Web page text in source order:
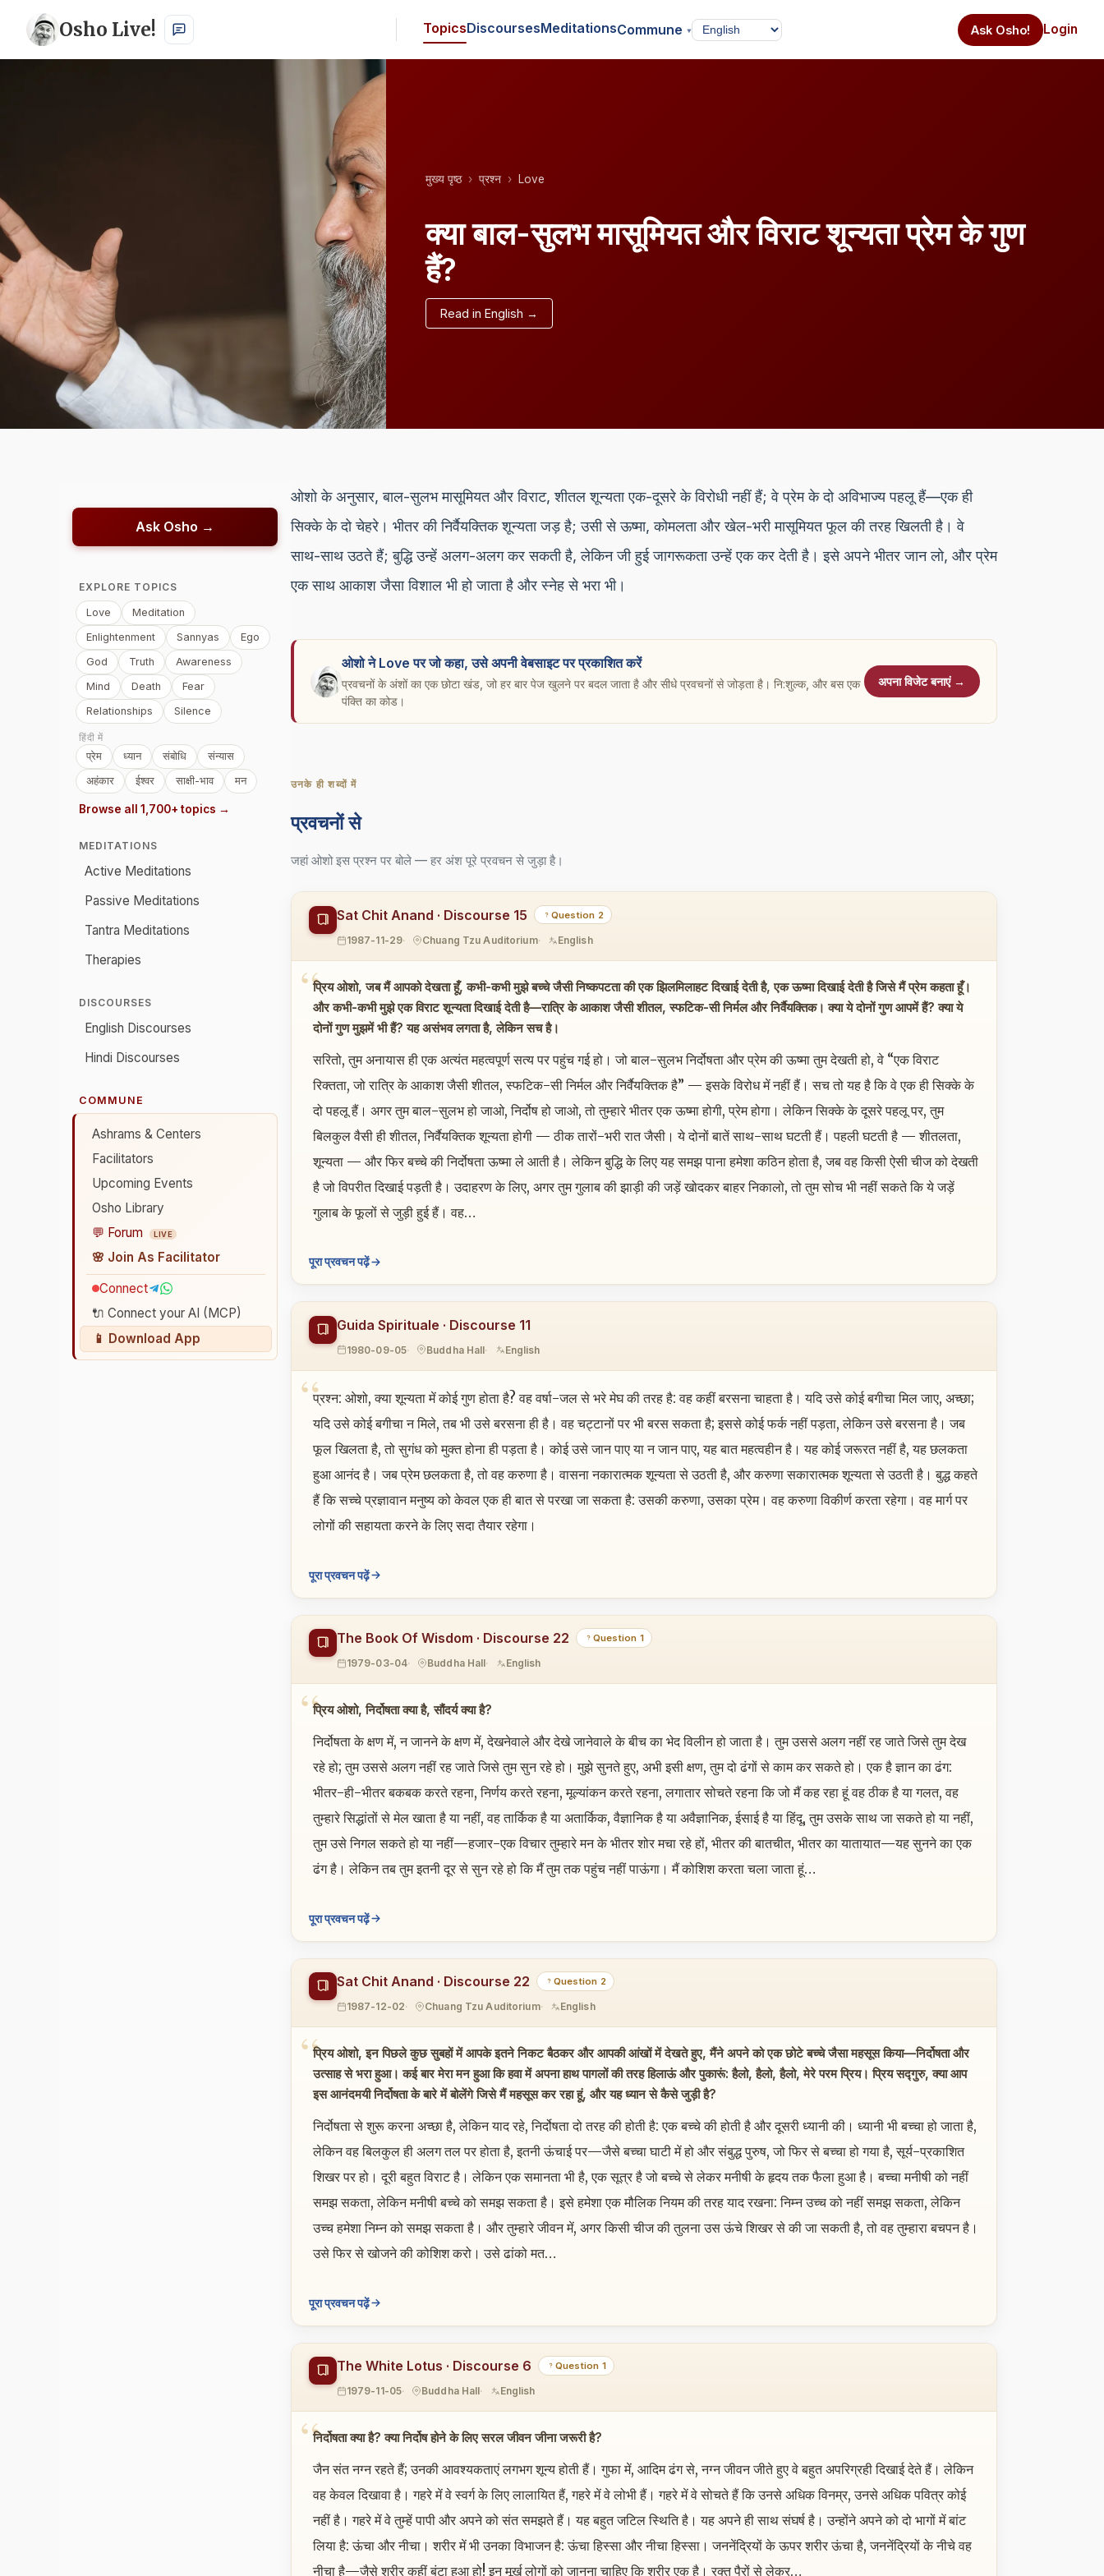
Osho Live! TopicsDiscoursesMeditationsCommune ▾ Ask Osho! Login
मुख्य पृष्ठ प्रश्न Love
क्या बाल-सुलभ मासूमियत और विराट शून्यता प्रेम के गुण
हैं?
Read in English →
Ask Osho →
EXPLORE TOPICS
Love
Meditation
Enlightenment
Sannyas
Ego
God
Truth
Awareness
Mind
Death
Fear
Relationships
Silence
हिंदी में
प्रेम ध्यान संबोधि
संन्यास
अहंकार
ईश्वर साक्षी-भाव मन
Browse all 1,700+ topics →
MEDITATIONS
Active Meditations
Passive Meditations
Tantra Meditations
Therapies
DISCOURSES
English Discourses
Hindi Discourses
COMMUNE
Ashrams & Centers
Facilitators
Upcoming Events
Osho Library
💬 Forum
LIVE
🌸 Join As Facilitator
Connect
🔌 Connect your AI (MCP)
📱 Download App
ओशो के अनुसार, बाल-सुलभ मासूमियत और विराट, शीतल शून्यता एक-दूसरे के विरोधी नहीं हैं; वे प्रेम के दो अविभाज्य पहलू हैं—एक ही
सिक्के के दो चेहरे। भीतर की निर्वैयक्तिक शून्यता जड़ है; उसी से ऊष्मा, कोमलता और खेल-भरी मासूमियत फूल की तरह खिलती है। वे
साथ-साथ उठते हैं; बुद्धि उन्हें अलग-अलग कर सकती है, लेकिन जी हुई जागरूकता उन्हें एक कर देती है। इसे अपने भीतर जान लो, और प्रेम
एक साथ आकाश जैसा विशाल भी हो जाता है और स्नेह से भरा भी।
ओशो ने Love पर जो कहा, उसे अपनी वेबसाइट पर प्रकाशित करें
प्रवचनों के अंशों का एक छोटा खंड, जो हर बार पेज खुलने पर बदल जाता है और सीधे प्रवचनों से जोड़ता है। नि:शुल्क, और बस एक
पंक्ति का कोड।
अपना विजेट बनाएं →
उनके ही शब्दों में
प्रवचनों से
जहां ओशो इस प्रश्न पर बोले — हर अंश पूरे प्रवचन से जुड़ा है।
Sat Chit Anand · Discourse 15 Question 2
1987-11-29 Chuang Tzu Auditorium English
प्रिय ओशो, जब मैं आपको देखता हूँ, कभी-कभी मुझे बच्चे जैसी निष्कपटता की एक झिलमिलाहट दिखाई देती है, एक ऊष्मा दिखाई देती है जिसे मैं प्रेम कहता हूँ।
और कभी-कभी मुझे एक विराट शून्यता दिखाई देती है—रात्रि के आकाश जैसी शीतल, स्फटिक-सी निर्मल और निर्वैयक्तिक। क्या ये दोनों गुण आपमें हैं? क्या ये
दोनों गुण मुझमें भी हैं? यह असंभव लगता है, लेकिन सच है।
सरितो, तुम अनायास ही एक अत्यंत महत्वपूर्ण सत्य पर पहुंच गई हो। जो बाल-सुलभ निर्दोषता और प्रेम की ऊष्मा तुम देखती हो, वे “एक विराट
रिक्तता, जो रात्रि के आकाश जैसी शीतल, स्फटिक-सी निर्मल और निर्वैयक्तिक है” — इसके विरोध में नहीं हैं। सच तो यह है कि वे एक ही सिक्के के
दो पहलू हैं। अगर तुम बाल-सुलभ हो जाओ, निर्दोष हो जाओ, तो तुम्हारे भीतर एक ऊष्मा होगी, प्रेम होगा। लेकिन सिक्के के दूसरे पहलू पर, तुम
बिलकुल वैसी ही शीतल, निर्वैयक्तिक शून्यता होगी — ठीक तारों-भरी रात जैसी। ये दोनों बातें साथ-साथ घटती हैं। पहली घटती है — शीतलता,
शून्यता — और फिर बच्चे की निर्दोषता ऊष्मा ले आती है। लेकिन बुद्धि के लिए यह समझ पाना हमेशा कठिन होता है, जब वह किसी ऐसी चीज को देखती
है जो विपरीत दिखाई पड़ती है। उदाहरण के लिए, अगर तुम गुलाब की झाड़ी की जड़ें खोदकर बाहर निकालो, तो तुम सोच भी नहीं सकते कि ये जड़ें
गुलाब के फूलों से जुड़ी हुई हैं। वह…
पूरा प्रवचन पढ़ें
Guida Spirituale · Discourse 11
1980-09-05 Buddha Hall English
प्रश्न: ओशो, क्या शून्यता में कोई गुण होता है? वह वर्षा-जल से भरे मेघ की तरह है: वह कहीं बरसना चाहता है। यदि उसे कोई बगीचा मिल जाए, अच्छा;
यदि उसे कोई बगीचा न मिले, तब भी उसे बरसना ही है। वह चट्टानों पर भी बरस सकता है; इससे कोई फर्क नहीं पड़ता, लेकिन उसे बरसना है। जब
फूल खिलता है, तो सुगंध को मुक्त होना ही पड़ता है। कोई उसे जान पाए या न जान पाए, यह बात महत्वहीन है। यह कोई जरूरत नहीं है, यह छलकता
हुआ आनंद है। जब प्रेम छलकता है, तो वह करुणा है। वासना नकारात्मक शून्यता से उठती है, और करुणा सकारात्मक शून्यता से उठती है। बुद्ध कहते
हैं कि सच्चे प्रज्ञावान मनुष्य को केवल एक ही बात से परखा जा सकता है: उसकी करुणा, उसका प्रेम। वह करुणा विकीर्ण करता रहेगा। वह मार्ग पर
लोगों की सहायता करने के लिए सदा तैयार रहेगा।
पूरा प्रवचन पढ़ें
The Book Of Wisdom · Discourse 22 Question 1
1979-03-04 Buddha Hall English
प्रिय ओशो, निर्दोषता क्या है, सौंदर्य क्या है?
निर्दोषता के क्षण में, न जानने के क्षण में, देखनेवाले और देखे जानेवाले के बीच का भेद विलीन हो जाता है। तुम उससे अलग नहीं रह जाते जिसे तुम देख
रहे हो; तुम उससे अलग नहीं रह जाते जिसे तुम सुन रहे हो। मुझे सुनते हुए, अभी इसी क्षण, तुम दो ढंगों से काम कर सकते हो। एक है ज्ञान का ढंग:
भीतर-ही-भीतर बकबक करते रहना, निर्णय करते रहना, मूल्यांकन करते रहना, लगातार सोचते रहना कि जो मैं कह रहा हूं वह ठीक है या गलत, वह
तुम्हारे सिद्धांतों से मेल खाता है या नहीं, वह तार्किक है या अतार्किक, वैज्ञानिक है या अवैज्ञानिक, ईसाई है या हिंदू, तुम उसके साथ जा सकते हो या नहीं,
तुम उसे निगल सकते हो या नहीं—हजार-एक विचार तुम्हारे मन के भीतर शोर मचा रहे हों, भीतर की बातचीत, भीतर का यातायात—यह सुनने का एक
ढंग है। लेकिन तब तुम इतनी दूर से सुन रहे हो कि मैं तुम तक पहुंच नहीं पाऊंगा। मैं कोशिश करता चला जाता हूं…
पूरा प्रवचन पढ़ें
Sat Chit Anand · Discourse 22 Question 2
1987-12-02 Chuang Tzu Auditorium English
प्रिय ओशो, इन पिछले कुछ सुबहों में आपके इतने निकट बैठकर और आपकी आंखों में देखते हुए, मैंने अपने को एक छोटे बच्चे जैसा महसूस किया—निर्दोषता और
उत्साह से भरा हुआ। कई बार मेरा मन हुआ कि हवा में अपना हाथ पागलों की तरह हिलाऊं और पुकारूं: हैलो, हैलो, हैलो, मेरे परम प्रिय। प्रिय सद्गुरु, क्या आप
इस आनंदमयी निर्दोषता के बारे में बोलेंगे जिसे मैं महसूस कर रहा हूं, और यह ध्यान से कैसे जुड़ी है?
निर्दोषता से शुरू करना अच्छा है, लेकिन याद रहे, निर्दोषता दो तरह की होती है: एक बच्चे की होती है और दूसरी ध्यानी की। ध्यानी भी बच्चा हो जाता है,
लेकिन वह बिलकुल ही अलग तल पर होता है, इतनी ऊंचाई पर—जैसे बच्चा घाटी में हो और संबुद्ध पुरुष, जो फिर से बच्चा हो गया है, सूर्य-प्रकाशित
शिखर पर हो। दूरी बहुत विराट है। लेकिन एक समानता भी है, एक सूत्र है जो बच्चे से लेकर मनीषी के हृदय तक फैला हुआ है। बच्चा मनीषी को नहीं
समझ सकता, लेकिन मनीषी बच्चे को समझ सकता है। इसे हमेशा एक मौलिक नियम की तरह याद रखना: निम्न उच्च को नहीं समझ सकता, लेकिन
उच्च हमेशा निम्न को समझ सकता है। और तुम्हारे जीवन में, अगर किसी चीज की तुलना उस ऊंचे शिखर से की जा सकती है, तो वह तुम्हारा बचपन है।
उसे फिर से खोजने की कोशिश करो। उसे ढांको मत…
पूरा प्रवचन पढ़ें
The White Lotus · Discourse 6 Question 1
1979-11-05 Buddha Hall English
निर्दोषता क्या है? क्या निर्दोष होने के लिए सरल जीवन जीना जरूरी है?
जैन संत नग्न रहते हैं; उनकी आवश्यकताएं लगभग शून्य होती हैं। गुफा में, आदिम ढंग से, नग्न जीवन जीते हुए वे बहुत अपरिग्रही दिखाई देते हैं। लेकिन
वह केवल दिखावा है। गहरे में वे स्वर्ग के लिए लालायित हैं, गहरे में वे लोभी हैं। गहरे में वे सोचते हैं कि उनसे अधिक विनम्र, उनसे अधिक पवित्र कोई
नहीं है। गहरे में वे तुम्हें पापी और अपने को संत समझते हैं। यह बहुत जटिल स्थिति है। यह अपने ही साथ संघर्ष है। उन्होंने अपने को दो भागों में बांट
लिया है: ऊंचा और नीचा। शरीर में भी उनका विभाजन है: ऊंचा हिस्सा और नीचा हिस्सा। जननेंद्रियों के ऊपर शरीर ऊंचा है, जननेंद्रियों के नीचे वह
नीचा है—जैसे शरीर कहीं बंटा हुआ हो! इन मूर्ख लोगों को जानना चाहिए कि शरीर एक है। रक्त पैरों से लेकर…